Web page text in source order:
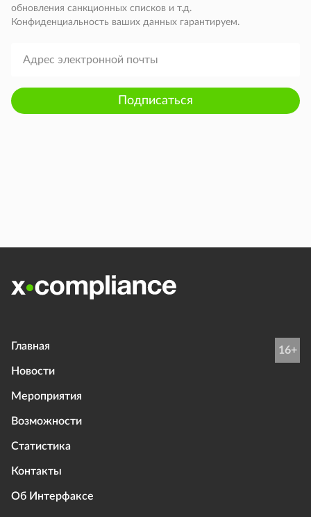
обновления санкционных списков и т.д.
Конфиденциальность ваших данных гарантируем.
Подписаться
Главная
Новости
Мероприятия
Возможности
Статистика
Контакты
Об Интерфаксе
16+